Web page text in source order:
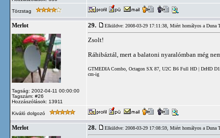
Törzstag
Merlot
Tagság: 2002-04-11 00:00:00
Tagszám: #26
Hozzászólások: 13911
29. Elküldve: 2008-03-29 17:11:38, Miért homályos a Duna
Zsolt!
Ráhibáztál, mert a balatoni nyaralómban még
GTMEDIA Combo, Octagon SX 87, U2C B6 Full HD | DrHD
cm-ig
Kiváló dolgozó
Merlot 28. Elküldve: 2008-03-29 17:08:59, Miért homályos a Duna